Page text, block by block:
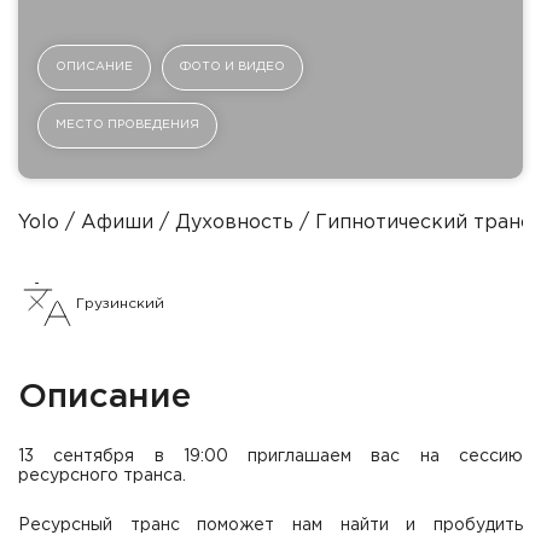
ОПИСАНИЕ ФОТО И ВИДЕО
МЕСТО ПРОВЕДЕНИЯ
Yolo Афиши Духовность Гипнотический транс
Грузинский
Описание
13 сентября в 19:00 приглашаем вас на сессию
ресурсного транса.
Ресурсный транс поможет нам найти и пробудить